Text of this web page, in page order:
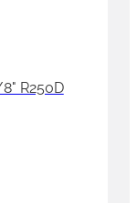
R250D